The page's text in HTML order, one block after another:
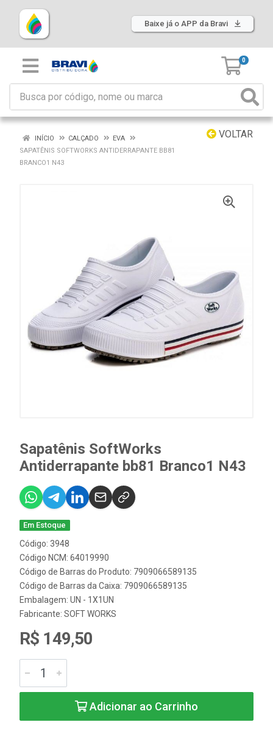
Baixe já o APP da Bravi
0
VOLTAR
INÍCIO CALÇADO
EVA
SAPATÊNIS SOFTWORKS ANTIDERRAPANTE BB81
BRANCO1 N43
Sapatênis SoftWorks
Antiderrapante bb81 Branco1 N43
Em Estoque
Código: 3948
Código NCM: 64019990
Código de Barras do Produto: 7909066589135
Código de Barras da Caixa: 7909066589135
Embalagem: UN - 1X1UN
Fabricante: SOFT WORKS
R$ 149,50
Adicionar ao Carrinho